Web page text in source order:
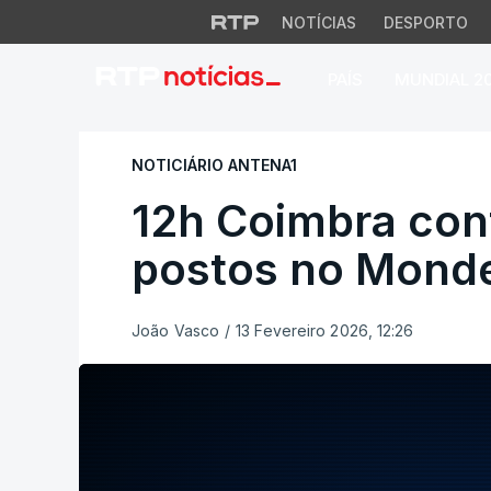
NOTÍCIAS DESPORTO
12h Coimbra
NOTICIÁRIO ANTENA1
12h Coimbra
postos no
João Vasco / 13 Fevereiro 2026, 12:26